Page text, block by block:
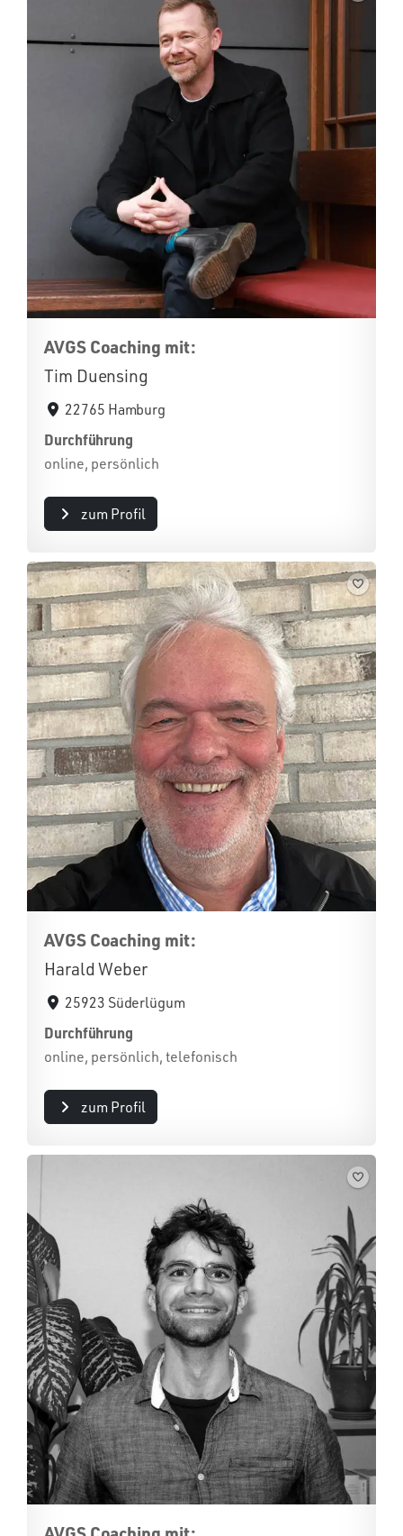
AVGS Coaching mit:
Tim Duensing
22765 Hamburg
Durchführung
online, persönlich
zum Profil
AVGS Coaching mit:
Harald Weber
25923 Süderlügum
Durchführung
online, persönlich, telefonisch
zum Profil